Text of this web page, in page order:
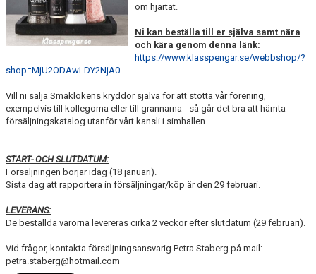
HJÄLP TILL I LJUNGBY SS
om hjärtat.
Ni kan beställa till er själva samt nära
och kära genom denna länk:
https://www.klasspengar.se/webbshop/?
shop=MjU2ODAwLDY2NjA0
Vill ni sälja Smaklökens kryddor själva för att stötta vår förening,
exempelvis till kollegorna eller till grannarna - så går det bra att hämta
försäljningskatalog utanför vårt kansli i simhallen.
START- OCH SLUTDATUM:
Försäljningen börjar idag (18 januari).
Sista dag att rapportera in försäljningar/köp är den 29 februari.
LEVERANS:
De beställda varorna levereras cirka 2 veckor efter slutdatum (29 februari).
Vid frågor, kontakta försäljningsansvarig Petra Staberg på mail:
petra.staberg@hotmail.com